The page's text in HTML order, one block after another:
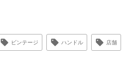
ビンテージ ハンドル 店舗